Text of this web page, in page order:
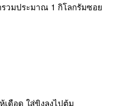
วมประมาณ 1 กิโลกรัมซอย
เดือด ใส่ขิงลงไปต้ม